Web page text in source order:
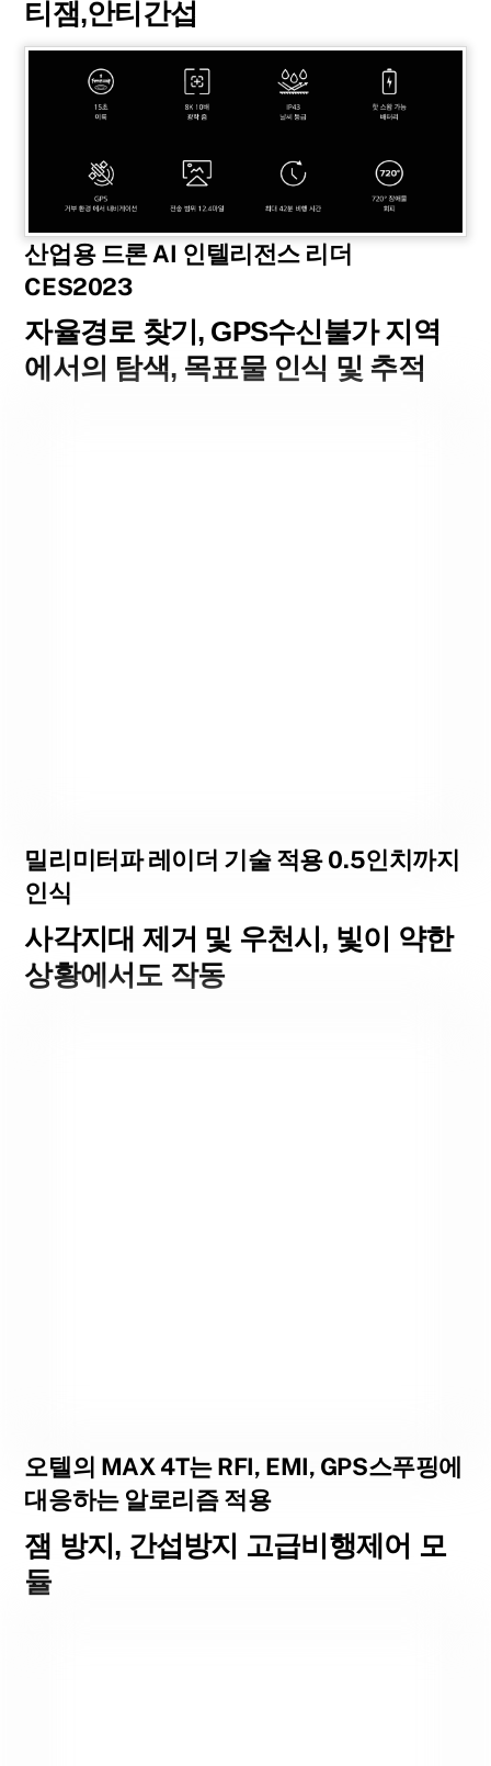
티잼,안티간섭
산업용 드론 AI 인텔리전스 리더
CES2023
자율경로 찾기, GPS수신불가 지역
에서의 탐색, 목표물 인식 및 추적
밀리미터파 레이더 기술 적용 0.5인치까지
인식
사각지대 제거 및 우천시, 빛이 약한
상황에서도 작동
오텔의 MAX 4T는 RFI, EMI, GPS스푸핑에
대응하는 알로리즘 적용
잼 방지, 간섭방지 고급비행제어 모
듈